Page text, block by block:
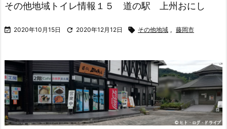
その他地域トイレ情報１５ 道の駅 上州おにし
 2020年10月15日  2020年12月12日  その他地域 , 藤岡市